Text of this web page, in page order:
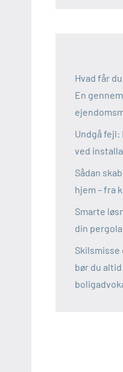
Hvad får
En
Undgå
ved
Sådan
hjem – fra
Smarte
din
bør du